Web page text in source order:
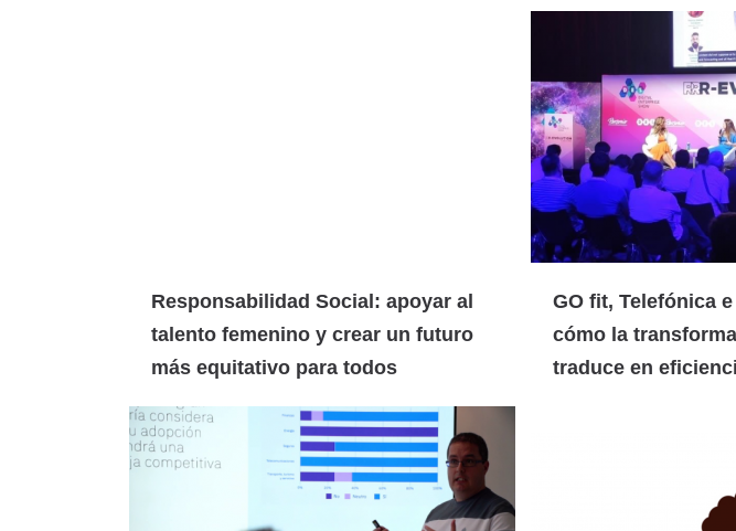
Responsabilidad Social: apoyar al
talento femenino y crear un futuro
más equitativo para todos
GO fit, Telefónica
cómo la
traduce en